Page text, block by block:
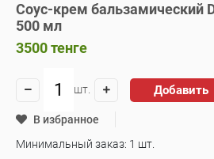
Соус-крем бальзамический
500 мл
3500тенге
шт. Добавить
В избранное
Минимальный заказ: 1 шт.